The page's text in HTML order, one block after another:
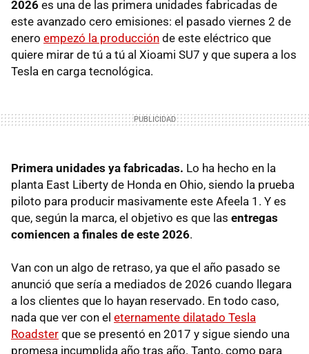
2026 es una de las primera unidades fabricadas de
este avanzado cero emisiones: el pasado viernes 2 de
enero empezó la producción de este eléctrico que
quiere mirar de tú a tú al Xioami SU7 y que supera a los
Tesla en carga tecnológica.
Primera unidades ya fabricadas. Lo ha hecho en la
planta East Liberty de Honda en Ohio, siendo la prueba
piloto para producir masivamente este Afeela 1. Y es
que, según la marca, el objetivo es que las entregas
comiencen a finales de este 2026.
Van con un algo de retraso, ya que el año pasado se
anunció que sería a mediados de 2026 cuando llegara
a los clientes que lo hayan reservado. En todo caso,
nada que ver con el eternamente dilatado Tesla
Roadster que se presentó en 2017 y sigue siendo una
promesa incumplida año tras año. Tanto, como para